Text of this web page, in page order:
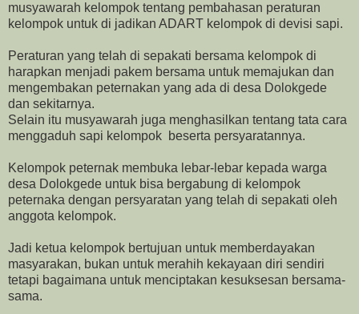
musyawarah kelompok tentang pembahasan peraturan
kelompok untuk di jadikan ADART kelompok di devisi sapi.
Peraturan yang telah di sepakati bersama kelompok di
harapkan menjadi pakem bersama untuk memajukan dan
mengembakan peternakan yang ada di desa Dolokgede
dan sekitarnya.
Selain itu musyawarah juga menghasilkan tentang tata cara
menggaduh sapi kelompok beserta persyaratannya.
Kelompok peternak membuka lebar-lebar kepada warga
desa Dolokgede untuk bisa bergabung di kelompok
peternaka dengan persyaratan yang telah di sepakati oleh
anggota kelompok.
Jadi ketua kelompok bertujuan untuk memberdayakan
masyarakan, bukan untuk merahih kekayaan diri sendiri
tetapi bagaimana untuk menciptakan kesuksesan bersama-
sama.